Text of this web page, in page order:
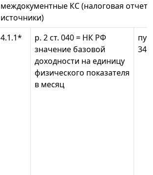
междокументные КС (налоговая
источники)
4.1.1*
р. 2 ст. 040 = НК РФ
значение базовой
доходности на единицу
физического показателя
в месяц